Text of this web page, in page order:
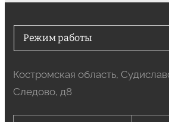
Режим работы
Костромская область,
Следово, д8